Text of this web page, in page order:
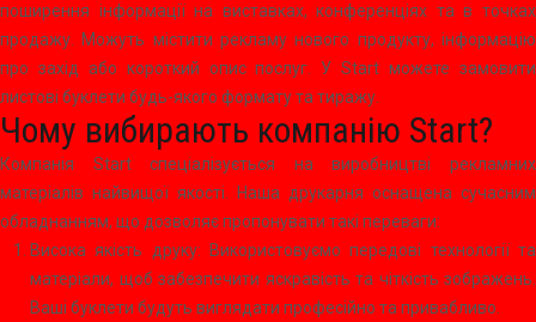
поширення інформації на виставках, конференціях та в точках
продажу. Можуть містити рекламу нового продукту, інформацію
про захід або короткий опис послуг. У Start можете замовити
листові буклети будь-якого формату та тиражу.
Чому вибирають компанію Start?
Компанія Start спеціалізується на виробництві рекламних
матеріалів найвищої якості. Наша друкарня оснащена сучасним
обладнанням, що дозволяє пропонувати такі переваги:
Висока якість друку: Використовуємо передові технології та
матеріали, щоб забезпечити яскравість та чіткість зображень.
Ваші буклети будуть виглядати професійно та привабливо.